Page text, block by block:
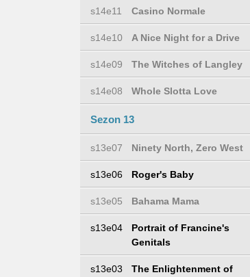
s14e11 Casino Normale
s14e10 A Nice Night for a Drive
s14e09 The Witches of Langley
s14e08 Whole Slotta Love
Sezon 13
s13e07 Ninety North, Zero West
s13e06 Roger's Baby
s13e05 Bahama Mama
s13e04
Portrait of Francine's
Genitals
s13e03
The Enlightenment of